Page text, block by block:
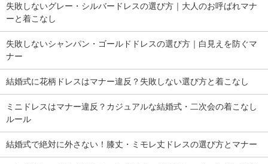
失敗しないグレー・シルバードレスの選び方｜大人のお呼ばれマナ
ーと着こなし
失敗しないシャンパン・ゴールドドレスの選び方｜白見えを防ぐマ
ナー
結婚式に花柄ドレスはマナー違反？失敗しない選び方と着こなし
ミニドレスはマナー違反？カジュアルな結婚式・二次会の着こなし
ルール
結婚式で絶対に外さない！膝丈・ミモレ丈ドレスの選び方とマナー